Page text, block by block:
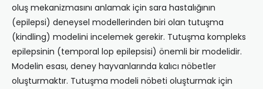
oluş mekanizmasını anlamak için sara hastalığının
(epilepsi) deneysel modellerinden biri olan tutuşma
(kindling) modelini incelemek gerekir. Tutuşma kompleks
epilepsinin (temporal lop epilepsisi) önemli bir modelidir.
Modelin esası, deney hayvanlarında kalıcı nöbetler
oluşturmaktır. Tutuşma modeli nöbeti oluşturmak için